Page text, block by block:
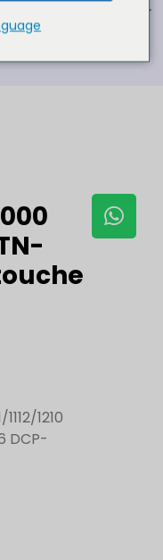
Cartouche de toner
1210
DCP-